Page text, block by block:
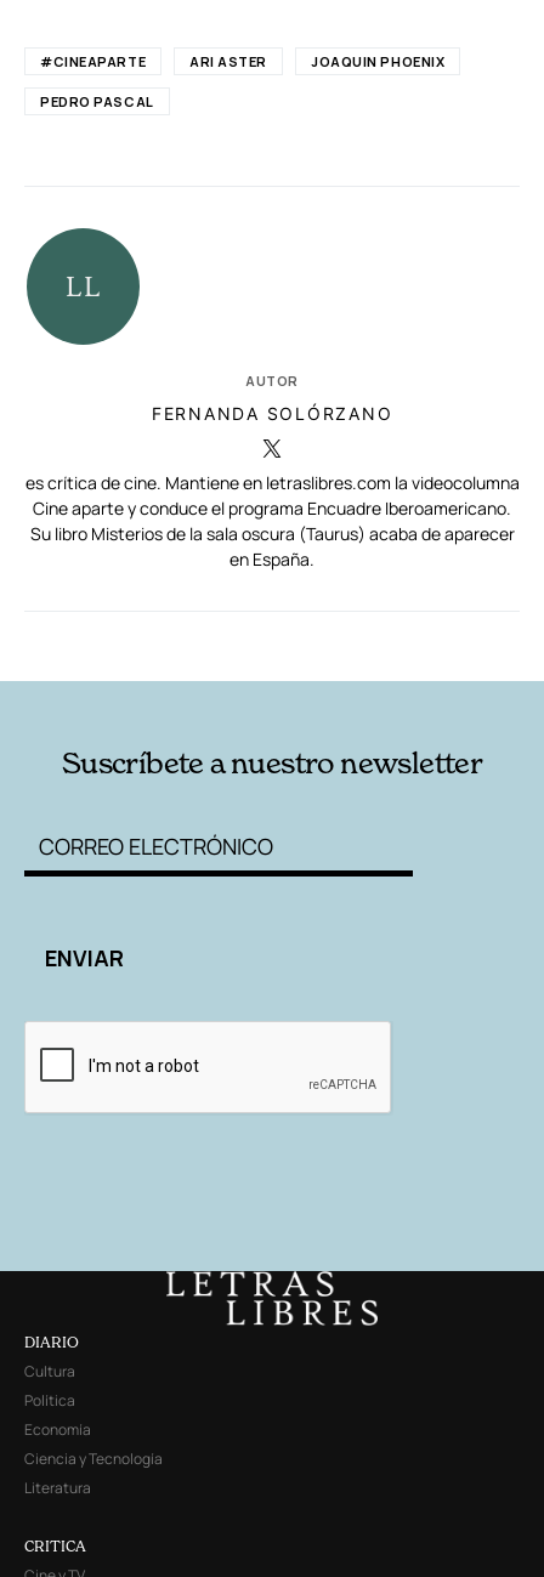
#CINEAPARTE ARI ASTER JOAQUIN PHOENIX
PEDRO PASCAL
AUTOR
FERNANDA SOLÓRZANO
es crítica de cine. Mantiene en letraslibres.com la videocolumna
Cine aparte y conduce el programa Encuadre Iberoamericano.
Su libro Misterios de la sala oscura (Taurus) acaba de aparecer
en España.
Suscríbete a nuestro newsletter
DIARIO
Cultura
Política
Economía
Ciencia y Tecnología
Literatura
CRITICA